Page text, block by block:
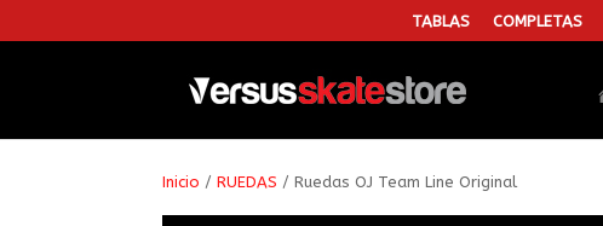
TABLAS COMPLETAS
Inicio /RUEDAS / Ruedas OJ Team Line Original